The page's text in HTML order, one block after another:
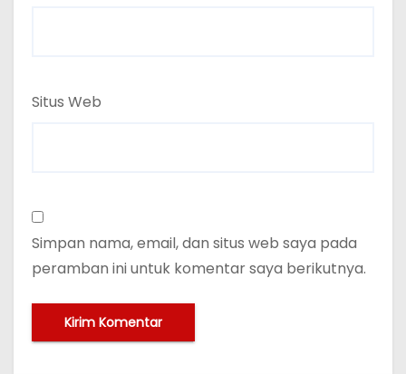
Situs Web
Simpan nama, email, dan situs web saya pada
peramban ini untuk komentar saya berikutnya.